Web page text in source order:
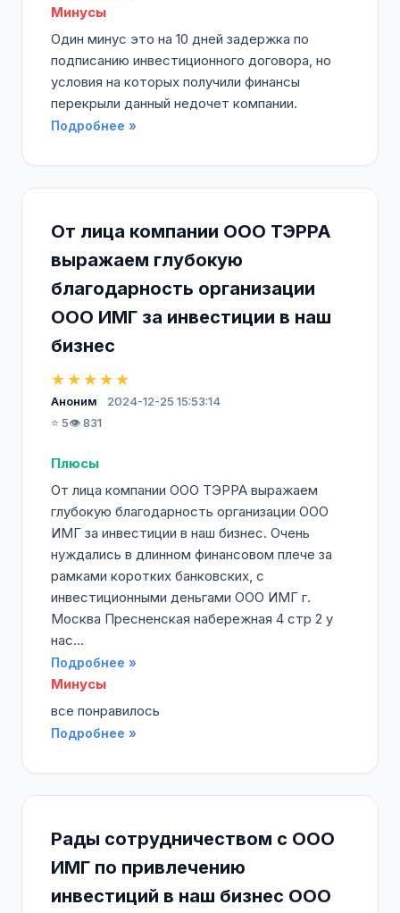
Минусы
Один минус это на 10 дней задержка по
подписанию инвестиционного договора, но
условия на которых получили финансы
перекрыли данный недочет компании.
Подробнее »
От лица компании ООО ТЭРРА
выражаем глубокую
благодарность организации
ООО ИМГ за инвестиции в наш
бизнес
★★★★★
Аноним
2024-12-25 15:53:14
⭐ 5👁️ 831
Плюсы
От лица компании ООО ТЭРРА выражаем
глубокую благодарность организации ООО
ИМГ за инвестиции в наш бизнес. Очень
нуждались в длинном финансовом плече за
рамками коротких банковских, с
инвестиционными деньгами ООО ИМГ г.
Москва Пресненская набережная 4 стр 2 у
нас...
Подробнее »
Минусы
все понравилось
Подробнее »
Рады сотрудничеством с ООО
ИМГ по привлечению
инвестиций в наш бизнес ООО